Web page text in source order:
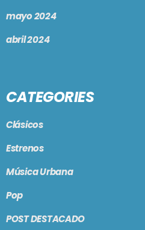
mayo 2024
abril 2024
CATEGORIES
Clásicos
Estrenos
Música Urbana
Pop
POST DESTACADO